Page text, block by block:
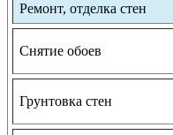
Ремонт, отделка стен
Снятие обоев
Грунтовка стен